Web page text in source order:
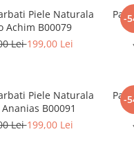
Piele Naturala
Achim B00079
Lei199,00 Lei
-
Piele Naturala
Ananias B00091
Lei199,00 Lei
-